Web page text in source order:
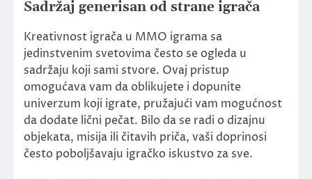
Sadržaj generisan od strane igrača
Kreativnost igrača u MMO igrama sa
jedinstvenim svetovima često se ogleda u
sadržaju koji sami stvore. Ovaj pristup
omogućava vam da oblikujete i dopunite
univerzum koji igrate, pružajući vam mogućnost
da dodate lični pečat. Bilo da se radi o dizajnu
objekata, misija ili čitavih priča, vaši doprinosi
često poboljšavaju igračko iskustvo za sve.